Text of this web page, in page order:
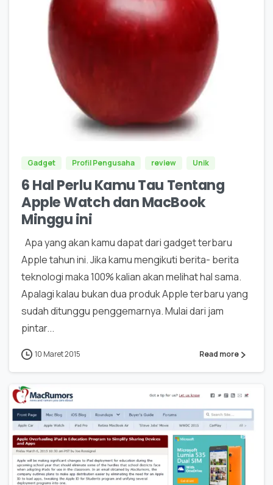
Gadget Profil Pengusaha review Unik
6 Hal Perlu Kamu Tau Tentang
Apple Watch dan MacBook
Minggu ini
Apa yang akan kamu dapat dari gadget terbaru
Apple tahun ini. Jika kamu mengikuti berita- berita
teknologi maka 100% kalian akan melihat hal sama.
Apalagi kalau bukan dua produk Apple terbaru yang
sudah ditunggu penggemarnya. Mulai dari jam
pintar...
10 Maret 2015 Read more